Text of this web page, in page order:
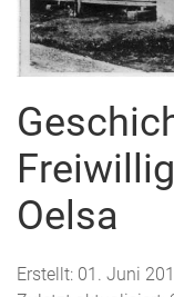
Oelsa
Erstellt: 01. Juni